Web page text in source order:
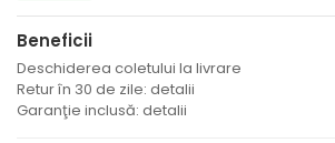
Beneficii
Deschiderea coletului la livrare
Retur în 30 de zile: detalii
Garanţie inclusă: detalii